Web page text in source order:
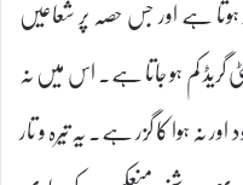
حرارت 130 سنٹی گریڈ ہوتا ہے اور جس حصہ پر شعاعیں
صفر سے 120 درجہ سنٹی گریڈ کم ہو جاتا ہے۔ اس میں نہ
نہ ہوا کا گزر ہے۔ یہ تیرہ و تار